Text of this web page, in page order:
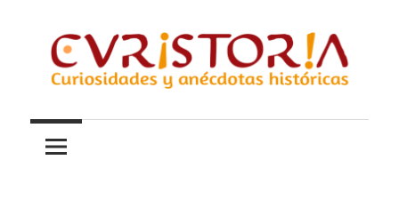
contenido
Curistoria
y
anécdotas